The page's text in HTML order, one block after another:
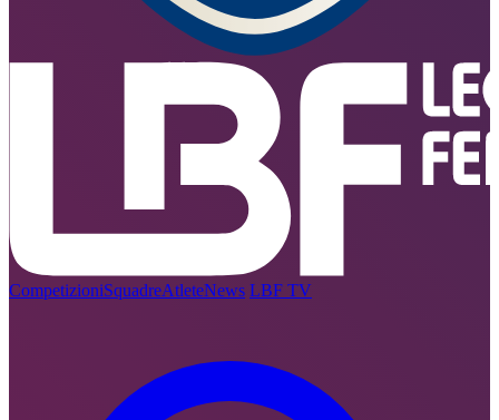
CompetizioniSquadreAtleteNews LBF TV